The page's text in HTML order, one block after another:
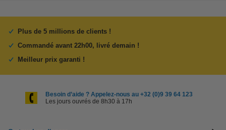
Plus de 5 millions de clients !
Commandé avant 22h00, livré demain !
Meilleur prix garanti !
Besoin d’aide ? Appelez-nous au +32 (0)9 39 64 123
Les jours ouvrés de 8h30 à 17h